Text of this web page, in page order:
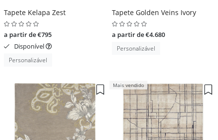
Tapete Kelapa Zest
a partir de €795
Disponível
Personalizável
Tapete Golden Veins Ivory
a partir de €4.680
Personalizável
Mais vendido